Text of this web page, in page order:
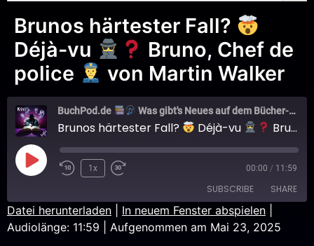
Brunos härtester Fall?
Déjà-vu
Bruno, Chef de
police
von Martin Walker
BuchPod.de Was gibt's Neues auf dem Bücher-Markt?
Brunos härtester Fall? Déjà-vu Bruno, Chef de police
1x 00:00 / 11:59
SUBSCRIBE SHARE
Apple Podcasts Podcast.de
SHARE
Datei herunterladen In neuem Fenster abspielen
Audiolänge: 11:59
Aufgenommen am Mai 23, 2025